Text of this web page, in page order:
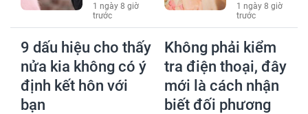
1 ngày 8 giờ
trước
1 ngày 8 giờ
trước
9 dấu hiệu cho thấy
nửa kia không có ý
định kết hôn với
bạn
Không phải kiểm
tra điện thoại, đây
mới là cách nhận
biết đối phương